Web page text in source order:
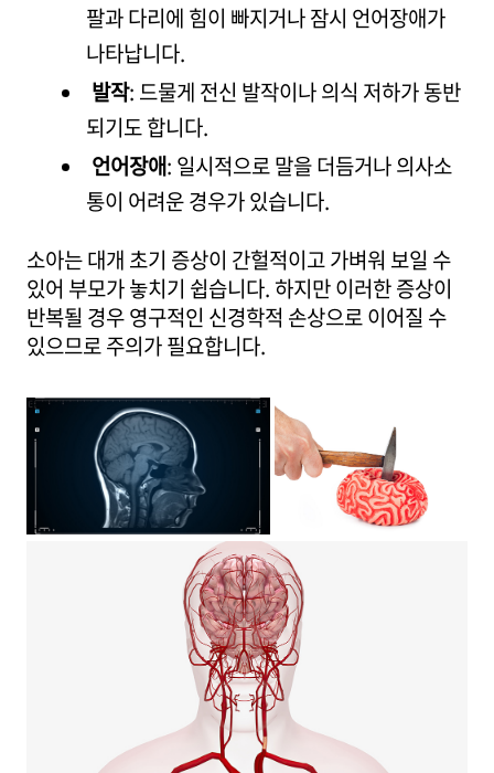
팔과 다리에 힘이 빠지거나 잠시 언어장애가
나타납니다.
발작: 드물게 전신 발작이나 의식 저하가 동반
되기도 합니다.
언어장애: 일시적으로 말을 더듬거나 의사소
통이 어려운 경우가 있습니다.
소아는 대개 초기 증상이 간헐적이고 가벼워 보일 수
있어 부모가 놓치기 쉽습니다. 하지만 이러한 증상이
반복될 경우 영구적인 신경학적 손상으로 이어질 수
있으므로 주의가 필요합니다.